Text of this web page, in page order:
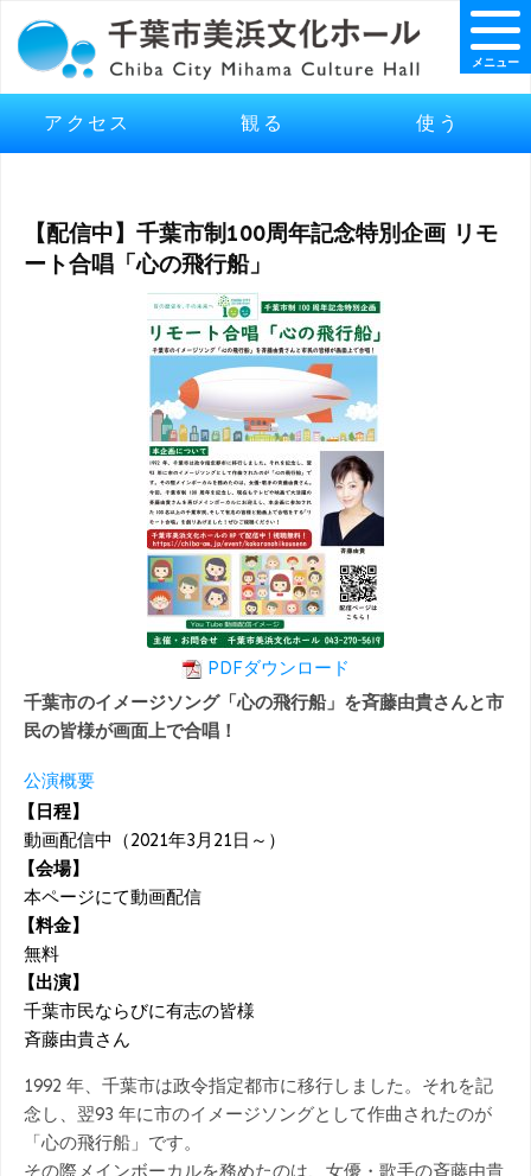
アクセス 観る 使う
メニュー
【配信中】千葉市制100周年記念特別企画 リモ
ート合唱「心の飛行船」
PDFダウンロード
千葉市のイメージソング「心の飛行船」を斉藤由貴さんと市
民の皆様が画面上で合唱！
公演概要
【日程】
動画配信中（2021年3月21日～）
【会場】
本ページにて動画配信
【料金】
無料
【出演】
千葉市民ならびに有志の皆様
斉藤由貴さん
1992 年、千葉市は政令指定都市に移行しました。それを記
念し、翌93 年に市のイメージソングとして作曲されたのが
「心の飛行船」です。
その際メインボーカルを務めたのは、女優・歌手の斉藤由貴